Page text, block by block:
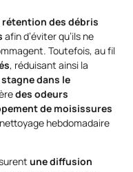
rétention des débris
afin d’éviter qu’ils ne
Toutefois, au fil
, réduisant ainsi la
stagne dans le
des odeurs
de moisissures
hebdomadaire
une diffusion